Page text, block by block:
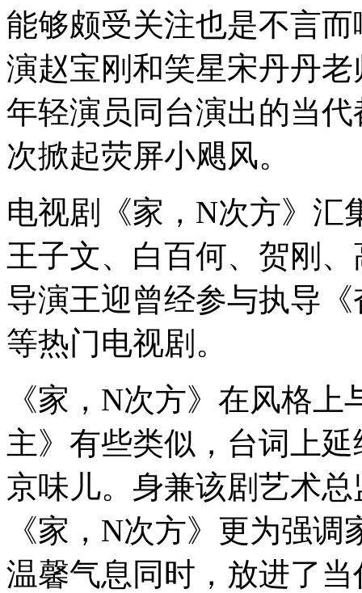
能够颇受关注也是不言
演赵宝刚和笑星宋丹丹
年轻演员同台演出的当
次掀起荧屏小飓风。
电视剧《家，N次方》汇
王子文、白百何、贺刚
导演王迎曾经参与执导
等热门电视剧。
《家，N次方》在风格
主》有些类似，台词上
京味儿。身兼该剧艺术
《家，N次方》更为强
温馨气息同时，放进了